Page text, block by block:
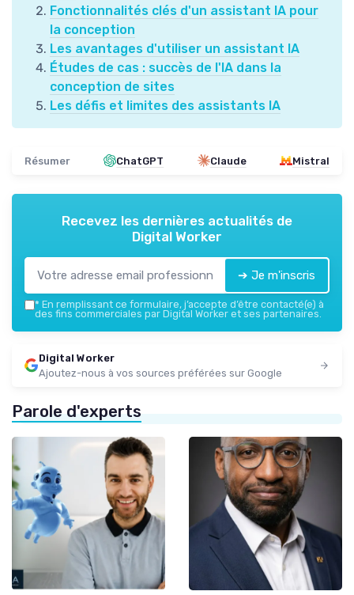
Fonctionnalités clés d'un assistant IA pour
la conception
Les avantages d'utiliser un assistant IA
Études de cas : succès de l'IA dans la
conception de sites
Les défis et limites des assistants IA
Résumer ChatGPT Claude Mistral
Recevez les dernières actualités de
Digital Worker
➔ Je m'inscris
* En remplissant ce formulaire, j’accepte d’être contacté(e) à
des fins commerciales par Digital Worker et ses partenaires.
Digital Worker
Ajoutez-nous à vos sources préférées sur Google
Parole d'experts